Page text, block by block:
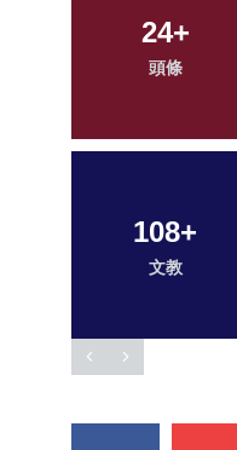
24+
頭條
108+
文教
54+
專欄
184+
社會